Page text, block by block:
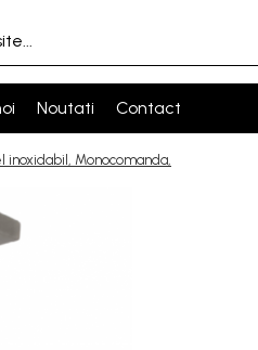
Noutati Contact
inoxidabil, Monocomanda,